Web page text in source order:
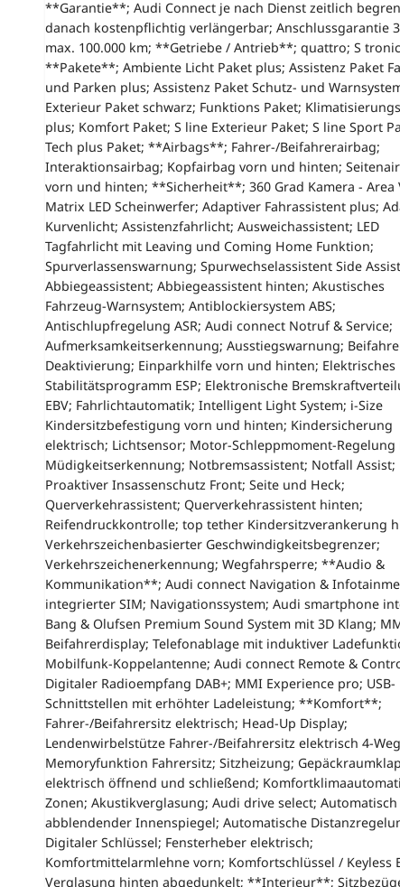
**Garantie**; Audi Connect je nach Dienst zeitlich
danach kostenpflichtig verlängerbar; Anschlussgarantie 3
max. 100.000 km; **Getriebe / Antrieb**; quattro; S
**Pakete**; Ambiente Licht Paket plus; Assistenz Paket
und Parken plus; Assistenz Paket Schutz- und
Exterieur Paket schwarz; Funktions Paket;
plus; Komfort Paket; S line Exterieur Paket; S line Sport
Tech plus Paket; **Airbags**; Fahrer-/Beifahrerairbag;
Interaktionsairbag; Kopfairbag vorn und hinten;
vorn und hinten; **Sicherheit**; 360 Grad Kamera - Area
Matrix LED Scheinwerfer; Adaptiver Fahrassistent plus;
Kurvenlicht; Assistenzfahrlicht; Ausweichassistent; LED
Tagfahrlicht mit Leaving und Coming Home Funktion;
Spurverlassenswarnung; Spurwechselassistent Side
Abbiegeassistent; Abbiegeassistent hinten; Akustisches
Fahrzeug-Warnsystem; Antiblockiersystem ABS;
Antischlupfregelung ASR; Audi connect Notruf & Service;
Aufmerksamkeitserkennung; Ausstiegswarnung;
Deaktivierung; Einparkhilfe vorn und hinten; Elektrisches
Stabilitätsprogramm ESP; Elektronische
EBV; Fahrlichtautomatik; Intelligent Light System; i-Size
Kindersitzbefestigung vorn und hinten; Kindersicherung
elektrisch; Lichtsensor; Motor-Schleppmoment-Regelung
Müdigkeitserkennung; Notbremsassistent; Notfall Assist;
Proaktiver Insassenschutz Front; Seite und Heck;
Querverkehrassistent; Querverkehrassistent hinten;
Reifendruckkontrolle; top tether Kindersitzverankerung
Verkehrszeichenbasierter Geschwindigkeitsbegrenzer;
Verkehrszeichenerkennung; Wegfahrsperre; **Audio &
Kommunikation**; Audi connect Navigation &
integrierter SIM; Navigationssystem; Audi smartphone
Bang & Olufsen Premium Sound System mit 3D Klang;
Beifahrerdisplay; Telefonablage mit induktiver
Mobilfunk-Koppelantenne; Audi connect Remote &
Digitaler Radioempfang DAB+; MMI Experience pro; USB-
Schnittstellen mit erhöhter Ladeleistung; **Komfort**;
Fahrer-/Beifahrersitz elektrisch; Head-Up Display;
Lendenwirbelstütze Fahrer-/Beifahrersitz elektrisch 4-
Memoryfunktion Fahrersitz; Sitzheizung;
elektrisch öffnend und schließend;
Zonen; Akustikverglasung; Audi drive select; Automatisch
abblendender Innenspiegel; Automatische
Digitaler Schlüssel; Fensterheber elektrisch;
Komfortmittelarmlehne vorn; Komfortschlüssel / Keyless
Verglasung hinten abgedunkelt; **Interieur**;